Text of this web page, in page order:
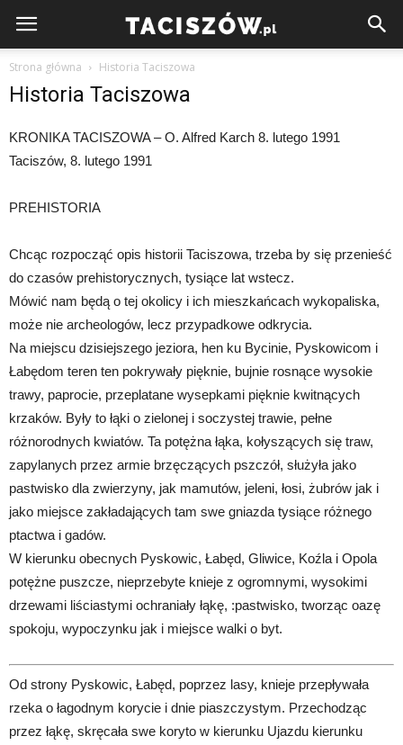
Strona główna Historia Taciszowa
Historia Taciszowa
KRONIKA TACISZOWA – O. Alfred Karch 8. lutego 1991
Taciszów, 8. lutego 1991
PREHISTORIA
Chcąc rozpocząć opis historii Taciszowa, trzeba by się przenieść
do czasów prehistorycznych, tysiące lat wstecz.
Mówić nam będą o tej okolicy i ich mieszkańcach wykopaliska,
może nie archeologów, lecz przypadkowe odkrycia.
Na miejscu dzisiejszego jeziora, hen ku Bycinie, Pyskowicom i
Łabędom teren ten pokrywały pięknie, bujnie rosnące wysokie
trawy, paprocie, przeplatane wysepkami pięknie kwitnących
krzaków. Były to łąki o zielonej i soczystej trawie, pełne
różnorodnych kwiatów. Ta potężna łąka, kołyszących się traw,
zapylanych przez armie brzęczących pszczół, służyła jako
pastwisko dla zwierzyny, jak mamutów, jeleni, łosi, żubrów jak i
jako miejsce zakładających tam swe gniazda tysiące różnego
ptactwa i gadów.
W kierunku obecnych Pyskowic, Łabęd, Gliwice, Koźla i Opola
potężne puszcze, nieprzebyte knieje z ogromnymi, wysokimi
drzewami liściastymi ochraniały łąkę, :pastwisko, tworząc oazę
spokoju, wypoczynku jak i miejsce walki o byt.
Od strony Pyskowic, Łabęd, poprzez lasy, knieje przepływała
rzeka o łagodnym korycie i dnie piaszczystym. Przechodząc
przez łąkę, skręcała swe koryto w kierunku Ujazdu kierunku